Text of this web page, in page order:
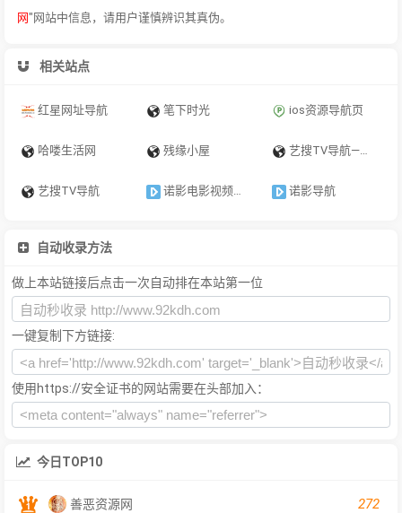
网"网站中信息，请用户谨慎辨识其真伪。
相关站点
红星网址导航 笔下时光 ios资源导航页
哈喽生活网 残缘小屋 艺搜TV导航—線上影城网址导航
艺搜TV导航 诺影电影视频导航 - 电影天堂_影视大全_免费电影_日韩电影_在线观看_影院大片 诺影导航
自动收录方法
做上本站链接后点击一次自动排在本站第一位
一键复制下方链接:
使用https://安全证书的网站需要在头部加入：
今日TOP10
善恶资源网 272